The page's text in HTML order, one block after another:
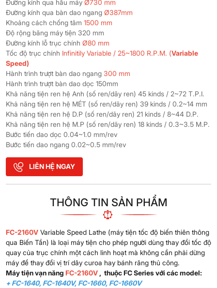
Đường kính qua hầu máy Ø730 mm
Đường kính qua bàn dao ngang Ø387mm
Khoảng cách chống tâm 1500 mm
Độ rộng băng máy tiện 320 mm
Đường kính lỗ trục chính Ø80 mm
Tốc độ trục chính Infinitily Variable / 25~1800 R.P.M. (Variable
Speed)
Hành trình trượt bàn dao ngang 300 mm
Hành trình trượt bàn dao dọc 150mm
Khả năng tiện ren hệ Anh (số ren/dãy ren) 45 kinds / 2~72 T.P.I.
Khả năng tiện ren hệ MÉT (số ren/dãy ren) 39 kinds / 0.2~14 mm
Khả năng tiện ren hệ D.P (số ren/dãy ren) 21 kinds / 8~44 D.P.
Khả năng tiện ren hệ M.P (số ren/dãy ren) 18 kinds / 0.3~3.5 M.P.
Bước tiến dao dọc 0.04~1.0 mm/rev
Bước tiến dao ngang 0.02~0.5 mm/rev
LIÊN HỆ NGAY
THÔNG TIN SẢN PHẨM
FC-2160V Variable Speed Lathe (máy tiện tốc độ biến thiên thông
qua Biến Tần) là loại máy tiện cho phép người dùng thay đổi tốc độ
quay của trục chính một cách linh hoạt mà không cần phải dừng
máy để thay đổi vị trí dây curoa hay bánh răng thủ công.
Máy tiện vạn năng FC-2160V , thuộc FC Series với các model:
+ FC-1640, FC-1640V, FC-1660, FC-1660V